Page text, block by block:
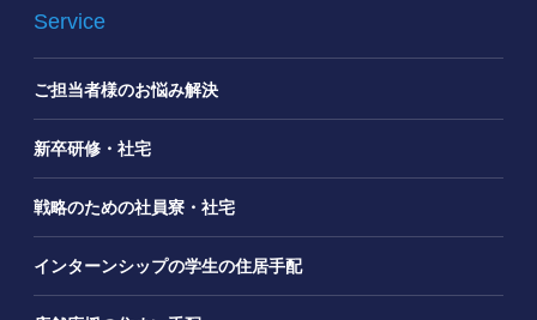
Service
ご担当者様のお悩み解決
新卒研修・社宅
戦略のための社員寮・社宅
インターンシップの学生の住居手配